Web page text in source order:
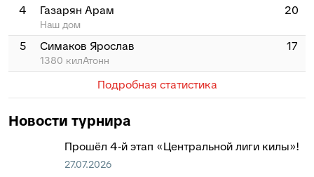
4 Газарян Арам
Наш дом
20
5 Симаков Ярослав
1380 килАтонн
17
Подробная статистика
Новости турнира
Прошёл 4‑й этап «Центральной лиги килы»!
27.07.2026